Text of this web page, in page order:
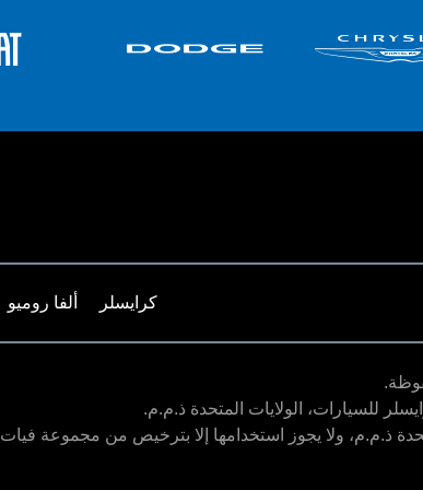
كرايسلر ألفا روميو
للسيارات، الولايات المتحدة ذ.م.م.
ذ.م.م، ولا يجوز استخدامها إلا بترخيص من مجموعة فيات